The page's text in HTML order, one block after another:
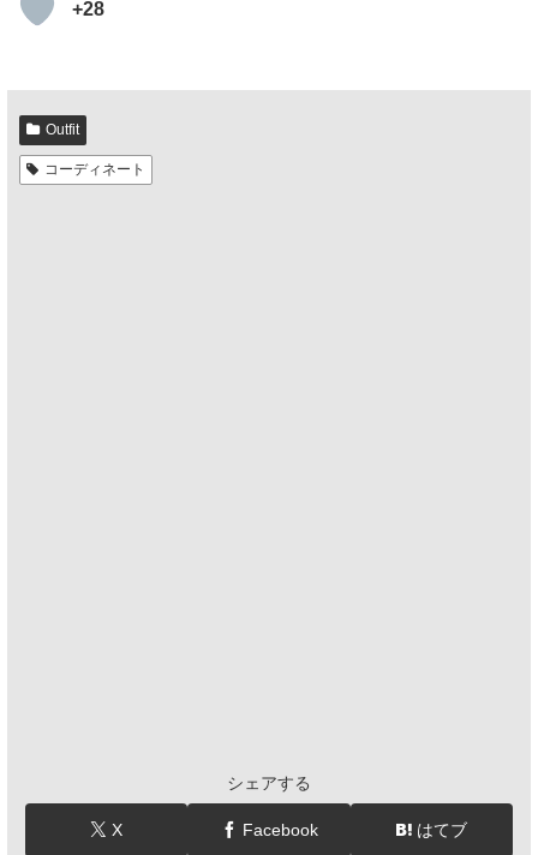
+28
Outfit
コーディネート
シェアする
X Facebook はてブ